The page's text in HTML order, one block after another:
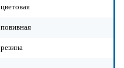
цветовая
повивная
резина